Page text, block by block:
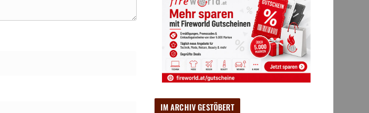
IM ARCHIV GESTÖBERT